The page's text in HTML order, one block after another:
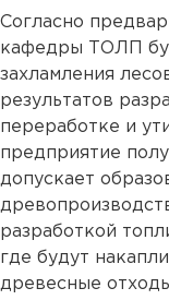
Согласно
кафедры ТОЛП
захламления
результатов
переработке и
предприятие
допускает
разработкой
где будут
древесные